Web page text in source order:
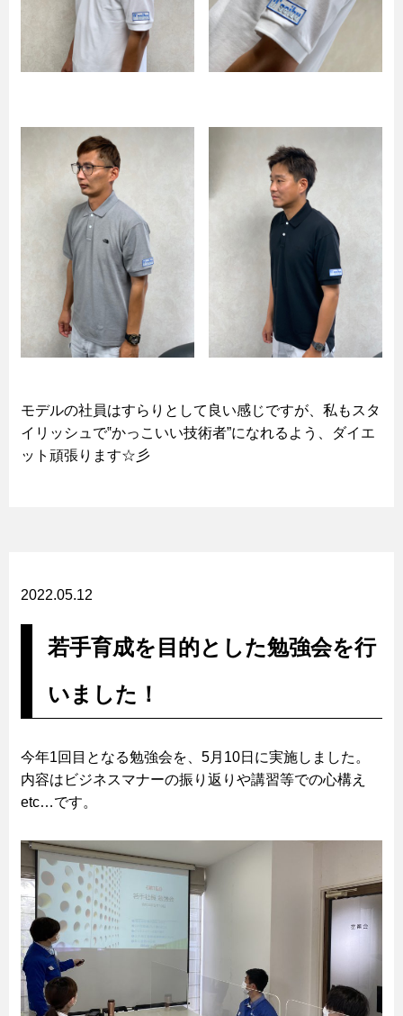
モデルの社員はすらりとして良い感じですが、私もスタ
イリッシュで‟かっこいい技術者”になれるよう、ダイエ
ット頑張ります☆彡
2022.05.12
若手育成を目的とした勉強会を行
いました！
今年1回目となる勉強会を、5月10日に実施しました。
内容はビジネスマナーの振り返りや講習等での心構え
etc…です。